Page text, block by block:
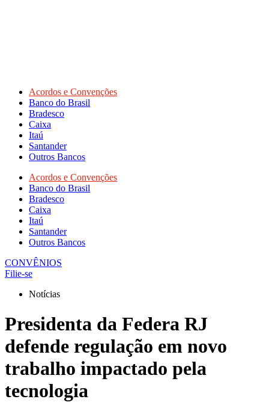
Acordos e Convenções
Banco do Brasil
Bradesco
Caixa
Itaú
Santander
Outros Bancos
Acordos e Convenções
Banco do Brasil
Bradesco
Caixa
Itaú
Santander
Outros Bancos
CONVÊNIOS
Filie-se
Notícias
Presidenta da Federa RJ
defende regulação em novo
trabalho impactado pela
tecnologia